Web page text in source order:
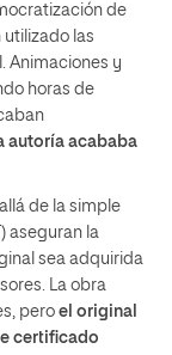
de
utilizado las
Animaciones y
horas de
autoría acababa
de la simple
aseguran la
sea adquirida
La obra
pero el original
certificado